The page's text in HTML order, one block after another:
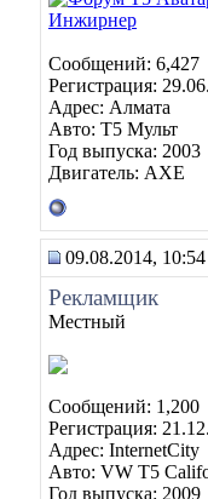
Сообщений: 6,427
Регистрация:
Адрес: Алмата
Авто: Т5 Мульт
Год выпуска: 2003
Двигатель: АХЕ
09.08.2014, 10:54
Рекламщик
Местный
Сообщений: 1,200
Регистрация:
Адрес: InternetCity
Авто: VW T5
Год выпуска: 2009